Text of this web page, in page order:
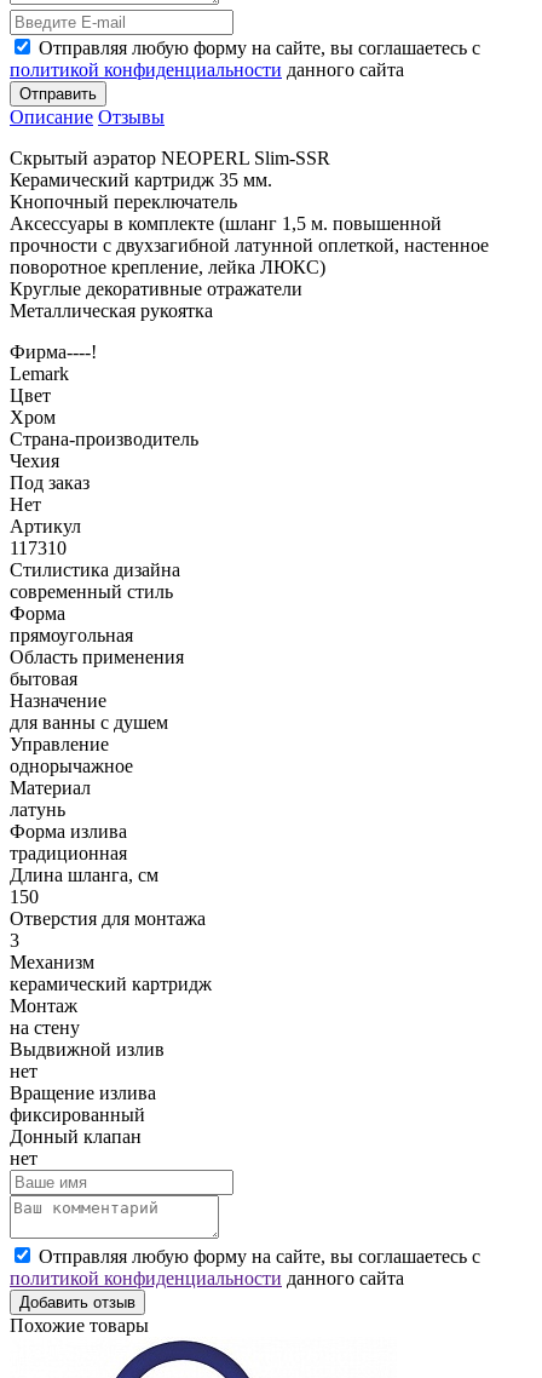
Отправляя любую форму на сайте, вы соглашаетесь с
политикой конфиденциальности данного сайта
Отправить
Описание Отзывы
Скрытый аэратор NEOPERL Slim-SSR
Керамический картридж 35 мм.
Кнопочный переключатель
Аксессуары в комплекте (шланг 1,5 м. повышенной
прочности с двухзагибной латунной оплеткой, настенное
поворотное крепление, лейка ЛЮКС)
Круглые декоративные отражатели
Металлическая рукоятка
Фирма----!
Lemark
Цвет
Хром
Страна-производитель
Чехия
Под заказ
Нет
Артикул
117310
Стилистика дизайна
современный стиль
Форма
прямоугольная
Область применения
бытовая
Назначение
для ванны с душем
Управление
однорычажное
Материал
латунь
Форма излива
традиционная
Длина шланга, см
150
Отверстия для монтажа
3
Механизм
керамический картридж
Монтаж
на стену
Выдвижной излив
нет
Вращение излива
фиксированный
Донный клапан
нет
Отправляя любую форму на сайте, вы соглашаетесь с
политикой конфиденциальности данного сайта
Добавить отзыв
Похожие товары